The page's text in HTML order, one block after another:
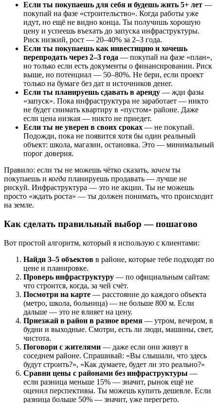
Если ты покупаешь для себя и будешь жить 5+ лет —
покупай на фазе «строительство». Когда работы уже
идут, но ещё не видно конца. Ты получишь хорошую
цену и успеешь въехать до запуска инфраструктуры.
Риск низкий, рост — 20–40% за 2–3 года.
Если ты покупаешь как инвестицию и хочешь
перепродать через 2–3 года — покупай на фазе «план»,
но только если есть документы о финансировании. Риск
выше, но потенциал — 50–80%. Не бери, если проект
только на бумаге без дат и источников денег.
Если ты планируешь сдавать в аренду — жди фазы
«запуск». Пока инфраструктура не заработает — никто
не будет снимать квартиру в «пустом» районе. Даже
если цена низкая — никто не приедет.
Если ты не уверен в своих сроках — не покупай.
Подожди, пока не появится хотя бы один реальный
объект: школа, магазин, остановка. Это — минимальный
порог доверия.
Правило: если ты не можешь чётко сказать,зачем ты
покупаешь и когда планируешь продавать — лучше не
рискуй. Инфраструктура — это не акции. Ты не можешь
просто «ждать роста» — ты должен понимать, что происходит
на земле.
Как сделать правильный выбор — пошагово
Вот простой алгоритм, который я использую с клиентами:
Найди 3–5 объектов в районе, которые тебе подходят по
цене и планировке.
Проверь инфраструктуру — по официальным сайтам:
что строится, когда, за чей счёт.
Посмотри на карте — расстояние до каждого объекта
(метро, школа, больница) — не больше 800 м. Если
дальше — это не влияет на цену.
Приезжай в район в разное время — утром, вечером, в
будни и выходные. Смотри, есть ли люди, машины, свет,
чистота.
Поговори с жителями — даже если они живут в
соседнем районе. Спрашивай: «Вы слышали, что здесь
будут строить?», «Как думаете, будет ли это реально?»
Сравни цены с районами без инфраструктуры —
если разница меньше 15% — значит, рынок ещё не
оценил перспективы. Ты можешь купить дешевле. Если
разница больше 50% — значит, уже перегрето.